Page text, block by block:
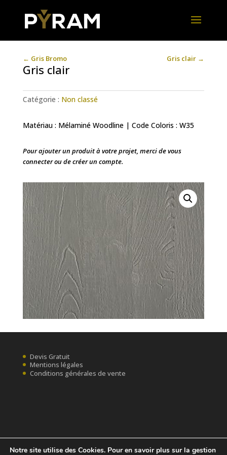
← Gris Bromo Gris clair →
Gris clair
Catégorie : Non classé
Matériau : Mélaminé Woodline | Code Coloris : W35
Pour ajouter un produit à votre projet, merci de vous
connecter ou de créer un compte.
Devis Gratuit
Mentions légales
Conditions générales de vente
Notre site utilise des Cookies. Pour en savoir plus sur la gestion